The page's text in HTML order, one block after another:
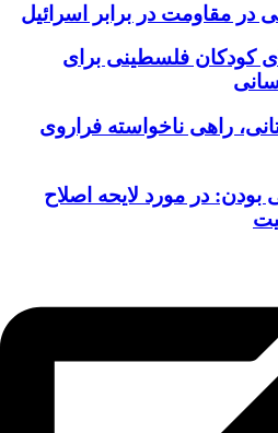
مقاومت در برابر اسرائیل
کودکان فلسطینی برای
راهی ناخواسته فراروی
بودن: در مورد لایحه اصلاح